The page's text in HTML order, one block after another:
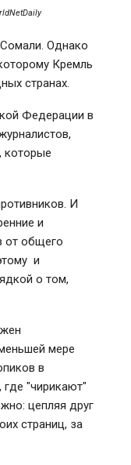
Однако
Кремль
странах.
Федерации в
которые
И
и
от общего
и
о том,
мере
в
где "чирикают"
цепляя друг
страниц, за